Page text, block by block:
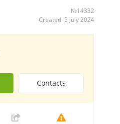
№14332
Created: 5 July 2024
Contacts